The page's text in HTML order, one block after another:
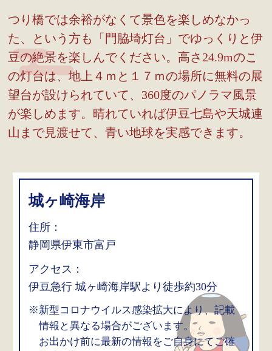
つり橋では余裕がなくて景色を楽しめなかっ
た、という方も「門脇埼灯台」でゆっくりと伊
豆の絶景を楽しんでください。高さ24.9mのこ
の灯台は、地上４ｍと１７ｍの場所に無料の展
望台が設けられていて、360度のパノラマ風景
が楽しめます。晴れていれば伊豆七島や天城連
山まで見渡せて、青い地球を実感できます。
城ヶ崎海岸
住所：
静岡県伊東市富戸
アクセス：
伊豆急行 城ヶ崎海岸駅より徒歩約30分
※新型コロナウイルス感染拡大により、記載
情報と異なる場合がございます。
お出かけ前に最新の情報をご自身にてご確